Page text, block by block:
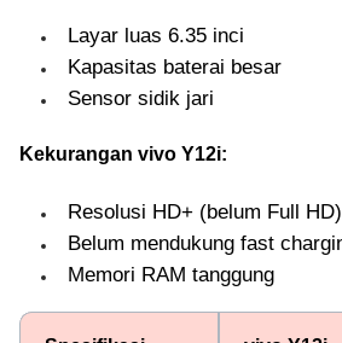
Layar luas 6.35 inci
Kapasitas baterai besar
Sensor sidik jari
Kekurangan vivo Y12i:
Resolusi HD+ (belum Full HD)
Belum mendukung fast
Memori RAM tanggung